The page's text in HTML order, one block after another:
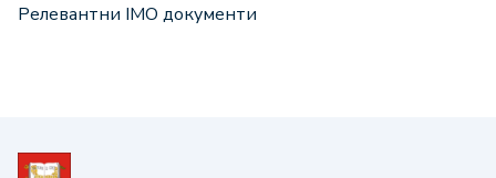
Релевантни IMO документи